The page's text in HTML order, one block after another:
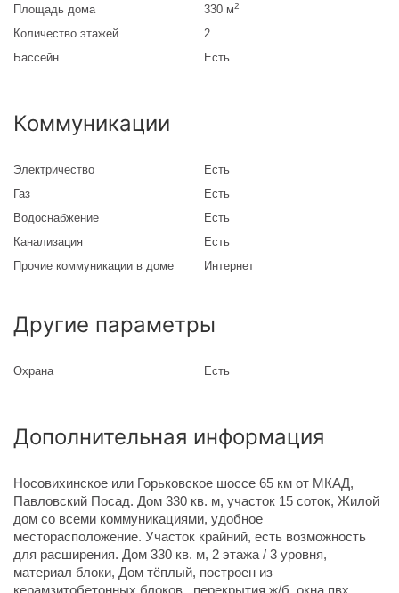
Площадь дома 330 м2
Количество этажей
2
Бассейн
Есть
Коммуникации
Электричество
Есть
Газ
Есть
Водоснабжение
Есть
Канализация
Есть
Прочие коммуникации в доме
Интернет
Другие параметры
Охрана Есть
Дополнительная информация
Носовихинское или Горьковское шоссе 65 км от МКАД,
Павловский Посад. Дом 330 кв. м, участок 15 соток, Жилой
дом со всеми коммуникациями, удобное
месторасположение. Участок крайний, есть возможность
для расширения. Дом 330 кв. м, 2 этажа / 3 уровня,
материал блоки, Дом тёплый, построен из
керамзитобетонных блоков., перекрытия ж/б, окна пвх,